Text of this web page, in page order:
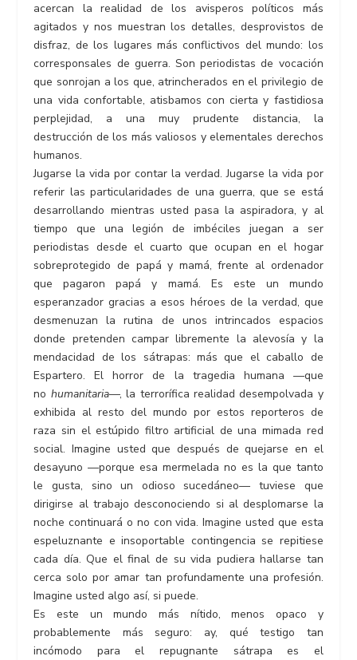
acercan la realidad de los avisperos políticos más
agitados y nos muestran los detalles, desprovistos de
disfraz, de los lugares más conflictivos del mundo: los
corresponsales de guerra. Son periodistas de vocación
que sonrojan a los que, atrincherados en el privilegio de
una vida confortable, atisbamos con cierta y fastidiosa
perplejidad, a una muy prudente distancia, la
destrucción de los más valiosos y elementales derechos
humanos.
Jugarse la vida por contar la verdad. Jugarse la vida por
referir las particularidades de una guerra, que se está
desarrollando mientras usted pasa la aspiradora, y al
tiempo que una legión de imbéciles juegan a ser
periodistas desde el cuarto que ocupan en el hogar
sobreprotegido de papá y mamá, frente al ordenador
que pagaron papá y mamá. Es este un mundo
esperanzador gracias a esos héroes de la verdad, que
desmenuzan la rutina de unos intrincados espacios
donde pretenden campar libremente la alevosía y la
mendacidad de los sátrapas: más que el caballo de
Espartero. El horror de la tragedia humana —que
no humanitaria—, la terrorífica realidad desempolvada y
exhibida al resto del mundo por estos reporteros de
raza sin el estúpido filtro artificial de una mimada red
social. Imagine usted que después de quejarse en el
desayuno —porque esa mermelada no es la que tanto
le gusta, sino un odioso sucedáneo— tuviese que
dirigirse al trabajo desconociendo si al desplomarse la
noche continuará o no con vida. Imagine usted que esta
espeluznante e insoportable contingencia se repitiese
cada día. Que el final de su vida pudiera hallarse tan
cerca solo por amar tan profundamente una profesión.
Imagine usted algo así, si puede.
Es este un mundo más nítido, menos opaco y
probablemente más seguro: ay, qué testigo tan
incómodo para el repugnante sátrapa es el